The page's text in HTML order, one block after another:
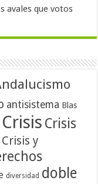
avales que votos
antisistema Blas
Crisis Crisis
Crisis y
diversidad doble